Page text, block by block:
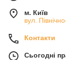
м. Київ
вул.
Контакти
Сьогодні